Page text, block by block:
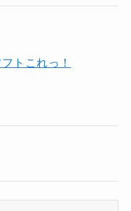
トこれっ！